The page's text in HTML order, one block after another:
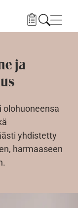
ja
olohuoneensa
yhdistetty
harmaaseen